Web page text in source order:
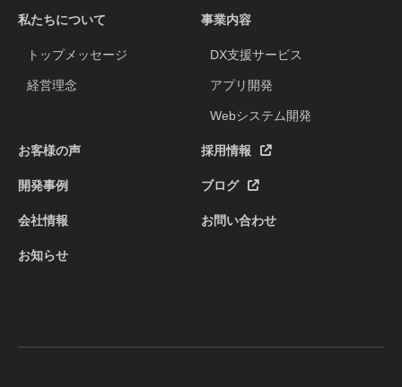
私たちについて
トップメッセージ
経営理念
事業内容
DX支援サービス
アプリ開発
Webシステム開発
お客様の声
開発事例
会社情報
お知らせ
採用情報
ブログ
お問い合わせ